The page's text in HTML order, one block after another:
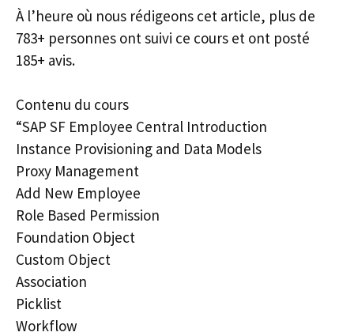
À l’heure où nous rédigeons cet article, plus de
783+ personnes ont suivi ce cours et ont posté
185+ avis.
Contenu du cours
“SAP SF Employee Central Introduction
Instance Provisioning and Data Models
Proxy Management
Add New Employee
Role Based Permission
Foundation Object
Custom Object
Association
Picklist
Workflow